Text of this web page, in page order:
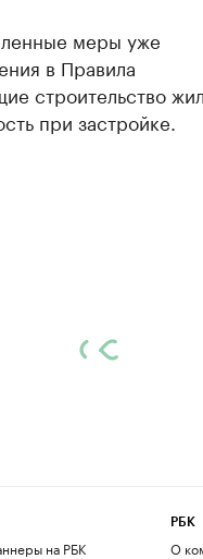
меры уже
в Правила
строительство
при застройке.
на РБК
РБК
О